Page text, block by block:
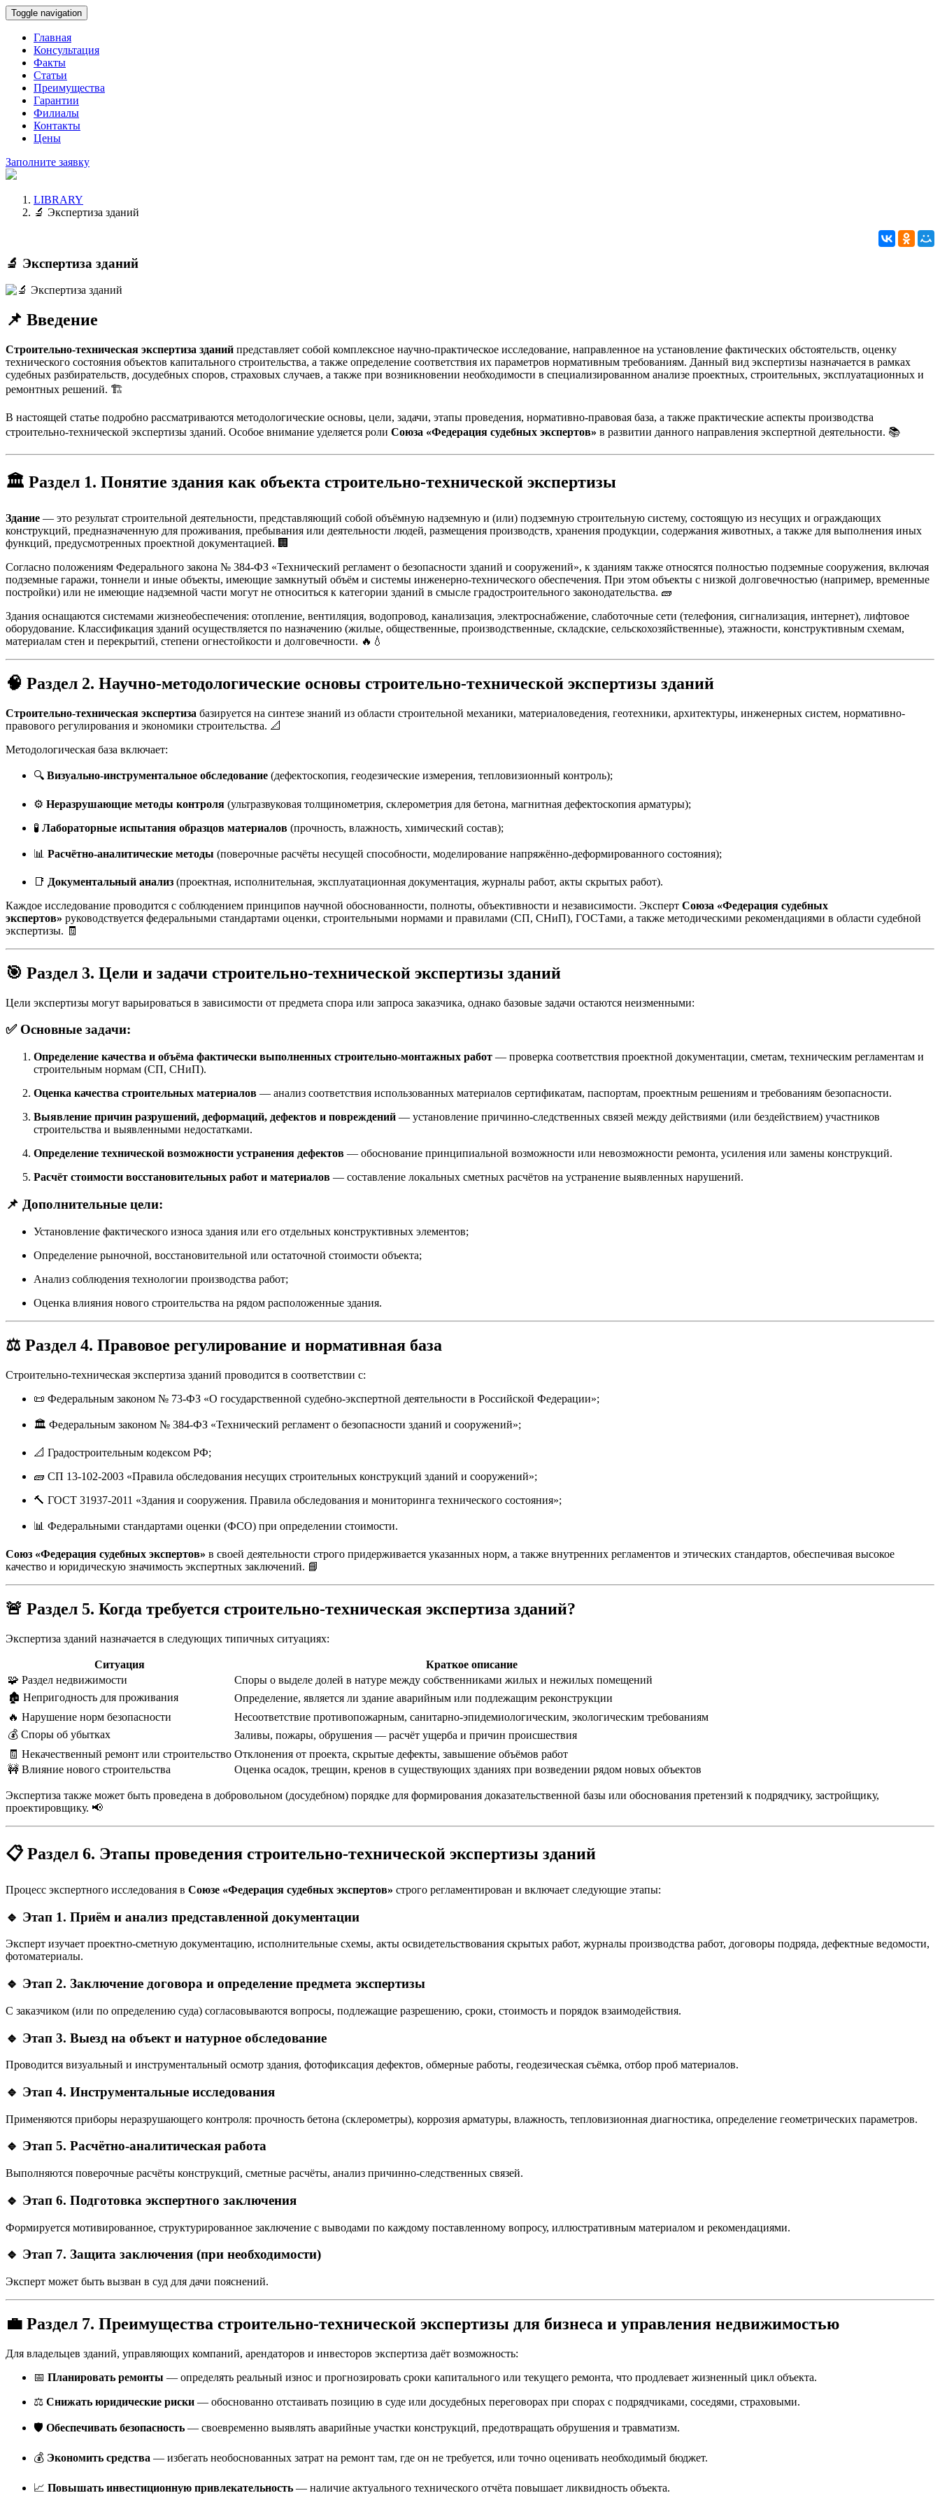
Toggle navigation
Главная
Консультация
Факты
Статьи
Преимущества
Гарантии
Филиалы
Контакты
Цены
Заполните заявку
LIBRARY
🔬 Экспертиза зданий
🔬 Экспертиза зданий
📌 Введение
Строительно-техническая экспертиза зданий представляет собой комплексное научно-практическое исследование, направленное на установление фактических обстоятельств, оценку
технического состояния объектов капитального строительства, а также определение соответствия их параметров нормативным требованиям. Данный вид экспертизы назначается в рамках
судебных разбирательств, досудебных споров, страховых случаев, а также при возникновении необходимости в специализированном анализе проектных, строительных, эксплуатационных и
ремонтных решений. 🏗️
В настоящей статье подробно рассматриваются методологические основы, цели, задачи, этапы проведения, нормативно-правовая база, а также практические аспекты производства
строительно-технической экспертизы зданий. Особое внимание уделяется роли Союза «Федерация судебных экспертов» в развитии данного направления экспертной деятельности. 📚
🏛️ Раздел 1. Понятие здания как объекта строительно-технической экспертизы
Здание — это результат строительной деятельности, представляющий собой объёмную надземную и (или) подземную строительную систему, состоящую из несущих и ограждающих
конструкций, предназначенную для проживания, пребывания или деятельности людей, размещения производств, хранения продукции, содержания животных, а также для выполнения иных
функций, предусмотренных проектной документацией. 🏢
Согласно положениям Федерального закона № 384-ФЗ «Технический регламент о безопасности зданий и сооружений», к зданиям также относятся полностью подземные сооружения, включая
подземные гаражи, тоннели и иные объекты, имеющие замкнутый объём и системы инженерно-технического обеспечения. При этом объекты с низкой долговечностью (например, временные
постройки) или не имеющие надземной части могут не относиться к категории зданий в смысле градостроительного законодательства. 🧱
Здания оснащаются системами жизнеобеспечения: отопление, вентиляция, водопровод, канализация, электроснабжение, слаботочные сети (телефония, сигнализация, интернет), лифтовое
оборудование. Классификация зданий осуществляется по назначению (жилые, общественные, производственные, складские, сельскохозяйственные), этажности, конструктивным схемам,
материалам стен и перекрытий, степени огнестойкости и долговечности. 🔥💧
🧠 Раздел 2. Научно-методологические основы строительно-технической экспертизы зданий
Строительно-техническая экспертиза базируется на синтезе знаний из области строительной механики, материаловедения, геотехники, архитектуры, инженерных систем, нормативно-
правового регулирования и экономики строительства. 📐
Методологическая база включает:
🔍 Визуально-инструментальное обследование (дефектоскопия, геодезические измерения, тепловизионный контроль);
⚙️ Неразрушающие методы контроля (ультразвуковая толщинометрия, склерометрия для бетона, магнитная дефектоскопия арматуры);
🧪 Лабораторные испытания образцов материалов (прочность, влажность, химический состав);
📊 Расчётно-аналитические методы (поверочные расчёты несущей способности, моделирование напряжённо-деформированного состояния);
📑 Документальный анализ (проектная, исполнительная, эксплуатационная документация, журналы работ, акты скрытых работ).
Каждое исследование проводится с соблюдением принципов научной обоснованности, полноты, объективности и независимости. Эксперт Союза «Федерация судебных
экспертов» руководствуется федеральными стандартами оценки, строительными нормами и правилами (СП, СНиП), ГОСТами, а также методическими рекомендациями в области судебной
экспертизы. 🧾
🎯 Раздел 3. Цели и задачи строительно-технической экспертизы зданий
Цели экспертизы могут варьироваться в зависимости от предмета спора или запроса заказчика, однако базовые задачи остаются неизменными:
✅ Основные задачи:
Определение качества и объёма фактически выполненных строительно-монтажных работ — проверка соответствия проектной документации, сметам, техническим регламентам и
строительным нормам (СП, СНиП).
Оценка качества строительных материалов — анализ соответствия использованных материалов сертификатам, паспортам, проектным решениям и требованиям безопасности.
Выявление причин разрушений, деформаций, дефектов и повреждений — установление причинно-следственных связей между действиями (или бездействием) участников
строительства и выявленными недостатками.
Определение технической возможности устранения дефектов — обоснование принципиальной возможности или невозможности ремонта, усиления или замены конструкций.
Расчёт стоимости восстановительных работ и материалов — составление локальных сметных расчётов на устранение выявленных нарушений.
📌 Дополнительные цели:
Установление фактического износа здания или его отдельных конструктивных элементов;
Определение рыночной, восстановительной или остаточной стоимости объекта;
Анализ соблюдения технологии производства работ;
Оценка влияния нового строительства на рядом расположенные здания.
⚖️ Раздел 4. Правовое регулирование и нормативная база
Строительно-техническая экспертиза зданий проводится в соответствии с:
📜 Федеральным законом № 73-ФЗ «О государственной судебно-экспертной деятельности в Российской Федерации»;
🏛️ Федеральным законом № 384-ФЗ «Технический регламент о безопасности зданий и сооружений»;
📐 Градостроительным кодексом РФ;
🧱 СП 13-102-2003 «Правила обследования несущих строительных конструкций зданий и сооружений»;
🔨 ГОСТ 31937-2011 «Здания и сооружения. Правила обследования и мониторинга технического состояния»;
📊 Федеральными стандартами оценки (ФСО) при определении стоимости.
Союз «Федерация судебных экспертов» в своей деятельности строго придерживается указанных норм, а также внутренних регламентов и этических стандартов, обеспечивая высокое
качество и юридическую значимость экспертных заключений. 📘
🚨 Раздел 5. Когда требуется строительно-техническая экспертиза зданий?
Экспертиза зданий назначается в следующих типичных ситуациях:
Ситуация
Краткое описание
🧩 Раздел недвижимости
Споры о выделе долей в натуре между собственниками жилых и нежилых помещений
🏚️ Непригодность для проживания
Определение, является ли здание аварийным или подлежащим реконструкции
🔥 Нарушение норм безопасности
Несоответствие противопожарным, санитарно-эпидемиологическим, экологическим требованиям
💰 Споры об убытках
Заливы, пожары, обрушения — расчёт ущерба и причин происшествия
🧾 Некачественный ремонт или строительство Отклонения от проекта, скрытые дефекты, завышение объёмов работ
🚧 Влияние нового строительства
Оценка осадок, трещин, кренов в существующих зданиях при возведении рядом новых объектов
Экспертиза также может быть проведена в добровольном (досудебном) порядке для формирования доказательственной базы или обоснования претензий к подрядчику, застройщику,
проектировщику. 📢
📋Раздел 6. Этапы проведения строительно-технической экспертизы зданий
Процесс экспертного исследования в Союзе «Федерация судебных экспертов» строго регламентирован и включает следующие этапы:
🔹 Этап 1. Приём и анализ представленной документации
Эксперт изучает проектно-сметную документацию, исполнительные схемы, акты освидетельствования скрытых работ, журналы производства работ, договоры подряда, дефектные ведомости,
фотоматериалы.
🔹 Этап 2. Заключение договора и определение предмета экспертизы
С заказчиком (или по определению суда) согласовываются вопросы, подлежащие разрешению, сроки, стоимость и порядок взаимодействия.
🔹 Этап 3. Выезд на объект и натурное обследование
Проводится визуальный и инструментальный осмотр здания, фотофиксация дефектов, обмерные работы, геодезическая съёмка, отбор проб материалов.
🔹 Этап 4. Инструментальные исследования
Применяются приборы неразрушающего контроля: прочность бетона (склерометры), коррозия арматуры, влажность, тепловизионная диагностика, определение геометрических параметров.
🔹 Этап 5. Расчётно-аналитическая работа
Выполняются поверочные расчёты конструкций, сметные расчёты, анализ причинно-следственных связей.
🔹 Этап 6. Подготовка экспертного заключения
Формируется мотивированное, структурированное заключение с выводами по каждому поставленному вопросу, иллюстративным материалом и рекомендациями.
🔹 Этап 7. Защита заключения (при необходимости)
Эксперт может быть вызван в суд для дачи пояснений.
💼 Раздел 7. Преимущества строительно-технической экспертизы для бизнеса и управления недвижимостью
Для владельцев зданий, управляющих компаний, арендаторов и инвесторов экспертиза даёт возможность:
📅 Планировать ремонты — определять реальный износ и прогнозировать сроки капитального или текущего ремонта, что продлевает жизненный цикл объекта.
⚖️ Снижать юридические риски — обоснованно отстаивать позицию в суде или досудебных переговорах при спорах с подрядчиками, соседями, страховыми.
🛡️ Обеспечивать безопасность — своевременно выявлять аварийные участки конструкций, предотвращать обрушения и травматизм.
💰 Экономить средства — избегать необоснованных затрат на ремонт там, где он не требуется, или точно оценивать необходимый бюджет.
📈 Повышать инвестиционную привлекательность — наличие актуального технического отчёта повышает ликвидность объекта.